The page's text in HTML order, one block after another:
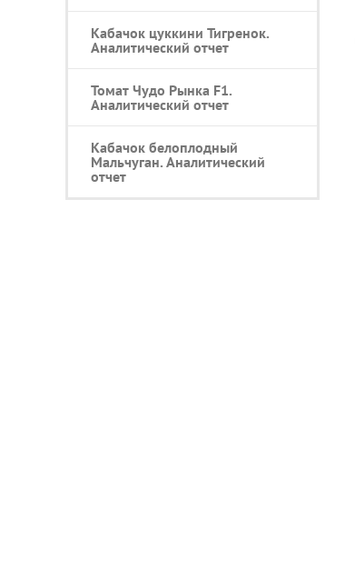
Кабачок цуккини Тигренок.
Аналитический отчет
Томат Чудо Рынка F1.
Аналитический отчет
Кабачок белоплодный
Мальчуган. Аналитический
отчет